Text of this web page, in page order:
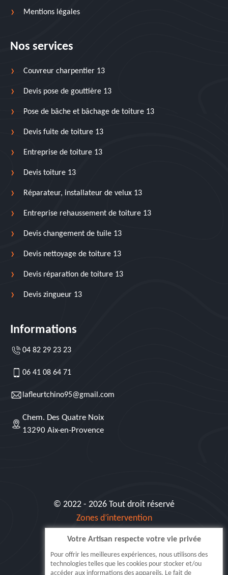
Mentions légales
Nos services
Couvreur charpentier 13
Devis pose de gouttière 13
Pose de bâche et bâchage de toiture 13
Devis fuite de toiture 13
Entreprise de toiture 13
Devis toiture 13
Réparateur, installateur de velux 13
Entreprise rehaussement de toiture 13
Devis changement de tuile 13
Devis nettoyage de toiture 13
Devis réparation de toiture 13
Devis zingueur 13
Informations
04 82 29 23 23
06 41 08 64 71
lafleurtchino95@gmail.com
Chem. Des Quatre Noix
13290 Aix-en-Provence
© 2022 - 2026 Tout droit réservé
Zones d’intervention
Siret: 515 062 404 000 30
Votre Artisan respecte votre vie privée
Pour offrir les meilleures expériences, nous utilisons des
technologies telles que les cookies pour stocker et/ou
accéder aux informations des appareils. Le fait de